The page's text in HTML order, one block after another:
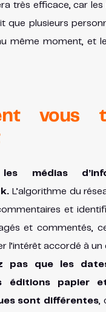
très efficace, car les
que plusieurs
même moment, et
vous
les médias
L’algorithme du
et
et commentés,
l’intérêt accordé à un
pas que les
éditions papier
sont différentes,